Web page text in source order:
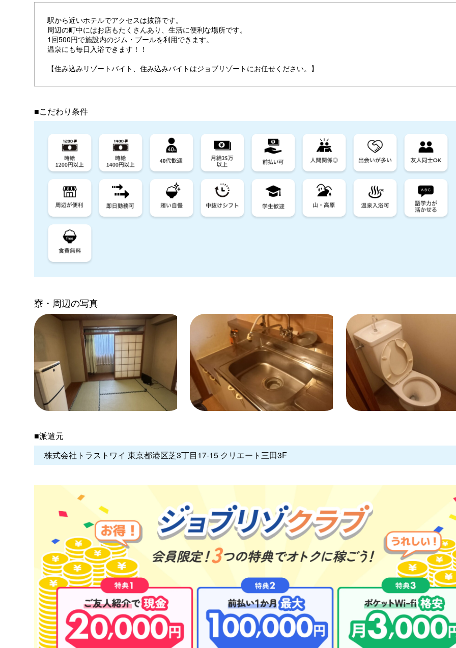
駅から近いホテルでアクセスは抜群です。
周辺の町中にはお店もたくさんあり、生活に便利な場所です。
1回500円で施設内のジム・プールを利用できます。
温泉にも毎日入浴できます！！
【住み込みリゾートバイト、住み込みバイトはジョブリゾートにお任せください。】
■こだわり条件
寮・周辺の写真
■派遣元
株式会社トラストワイ 東京都港区芝3丁目17-15 クリエート三田3F